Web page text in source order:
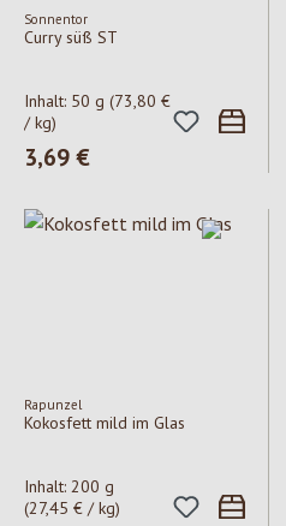
Sonnentor
Curry süß ST
Inhalt: 50 g (73,80 €
/ kg)
Regulärer Preis:
3,69 €
Rapunzel
Kokosfett mild im Glas
Inhalt: 200 g
(27,45 € / kg)